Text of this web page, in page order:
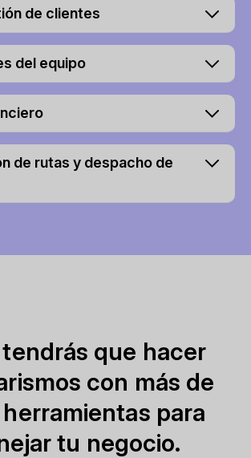
de clientes
del equipo
de rutas y despacho de
tendrás que hacer
con más de
para
tu negocio.